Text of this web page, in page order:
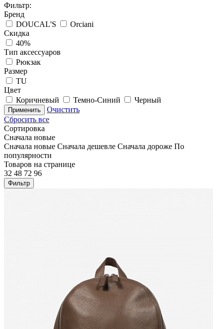
Фильтр:
Бренд
DOUCAL'S
Orciani
Скидка
40%
Тип аксессуаров
Рюкзак
Размер
TU
Цвет
Коричневый
Темно-Синий Черный
Применить
Очистить
Сбросить все
Сортировка
Сначала новые
Сначала новые Сначала дешевле Сначала дороже По
популярности
Товаров на странице
32 48 72 96
Фильтр